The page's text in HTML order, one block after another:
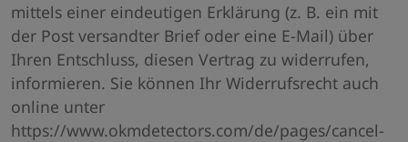
mittels einer eindeutigen Erklärung (z. B. ein mit
der Post versandter Brief oder eine E-Mail) über
Ihren Entschluss, diesen Vertrag zu widerrufen,
informieren. Sie können Ihr Widerrufsrecht auch
online unter
https://www.okmdetectors.com/de/pages/cancel-